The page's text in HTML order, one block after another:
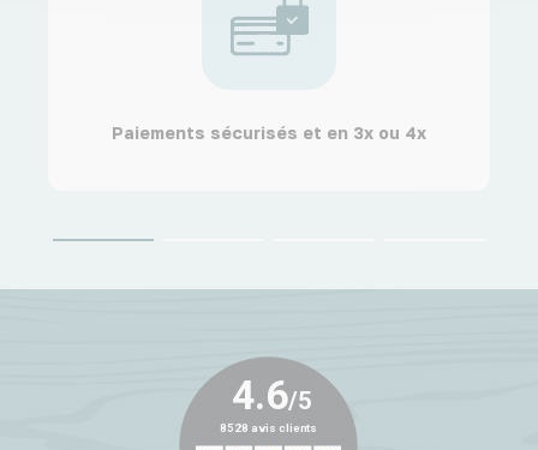
Paiements sécurisés et en 3x ou 4x